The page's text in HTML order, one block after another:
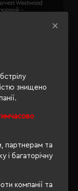
знищено
партнерам та
і багаторічну
компанії та
Westwood
-
Детальніше...
Street темно-синій -